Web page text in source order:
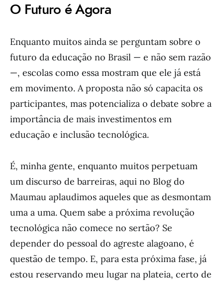
O Futuro é Agora
Enquanto muitos ainda se perguntam sobre o
futuro da educação no Brasil — e não sem razão
—, escolas como essa mostram que ele já está
em movimento. A proposta não só capacita os
participantes, mas potencializa o debate sobre a
importância de mais investimentos em
educação e inclusão tecnológica.
É, minha gente, enquanto muitos perpetuam
um discurso de barreiras, aqui no Blog do
Maumau aplaudimos aqueles que as desmontam
uma a uma. Quem sabe a próxima revolução
tecnológica não comece no sertão? Se
depender do pessoal do agreste alagoano, é
questão de tempo. E, para esta próxima fase, já
estou reservando meu lugar na plateia, certo de